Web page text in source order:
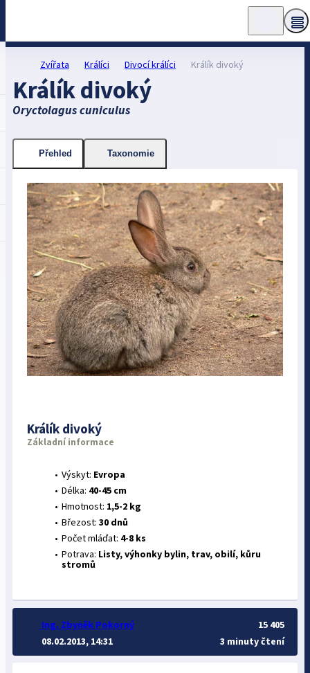
Zvířata Králíci Divocí králíci Králík divoký
Králík divoký
Oryctolagus cuniculus
Přehled Taxonomie
Králík divoký
Základní informace
Výskyt: Evropa
Délka: 40-45 cm
Hmotnost: 1,5-2 kg
Březost: 30 dnů
Počet mláďat: 4-8 ks
Potrava: Listy, výhonky bylin, trav, obilí, kůru
stromů
Ing. Zbyněk Pokorný
08.02.2013, 14:31
15 405
3 minuty čtení